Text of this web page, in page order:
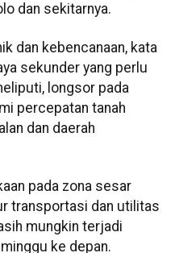
dan sekitarnya.
dan kebencanaan, kata
sekunder yang perlu
longsor pada
percepatan tanah
dan daerah
pada zona sesar
transportasi dan utilitas
mungkin terjadi
ke depan.